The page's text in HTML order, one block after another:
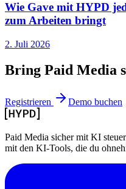
Wie Gave mit HYPD
zum Arbeiten bringt
2. Juli 2026
Bring Paid Media
Registrieren Demo buchen
Paid Media sicher mit KI
mit den KI-Tools, die du